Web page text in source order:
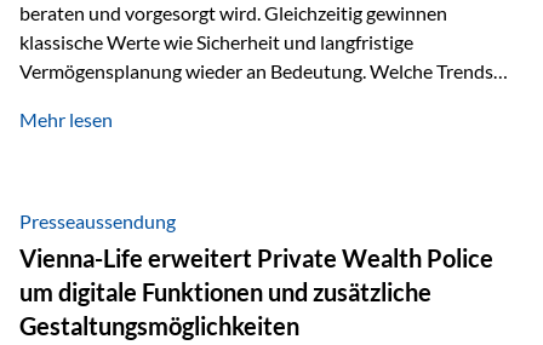
beraten und vorgesorgt wird. Gleichzeitig gewinnen
klassische Werte wie Sicherheit und langfristige
Vermögensplanung wieder an Bedeutung. Welche Trends
Blick behalten? Digitalisierung und KI verändern die
administrative Aufgaben, beschleunigen Abläufe und
schaffen mehr Zeit für das Wesentliche: die persönliche
Beratung. Gerade deshalb wird die individuelle Betreuung
zum entscheidenden Erfolgsfaktor. Technologie kann
unterstützen, Vertrauen entsteht jedoch weiterhin im
Mehr lesen
Presseaussendung
Vienna-Life erweitert Private Wealth Police
um digitale Funktionen und zusätzliche
Gestaltungsmöglichkeiten